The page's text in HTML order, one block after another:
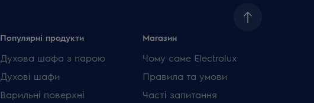
Популярні продукти
Духова шафа з парою
Духові шафи
Варильні поверхні
Магазин
Чому саме Electrolux
Правила та умови
Часті запитання